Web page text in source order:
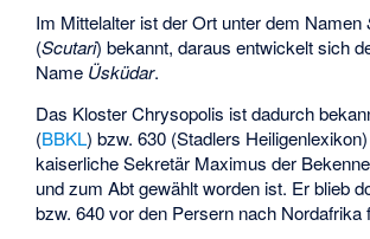
Im Mittelalter ist der Ort unter dem Namen
(Scutari) bekannt, daraus entwickelt sich
Name Üsküdar.
Das Kloster Chrysopolis ist dadurch
(BBKL) bzw. 630 (Stadlers
kaiserliche Sekretär Maximus der
und zum Abt gewählt worden ist. Er blieb
bzw. 640 vor den Persern nach Nordafrika